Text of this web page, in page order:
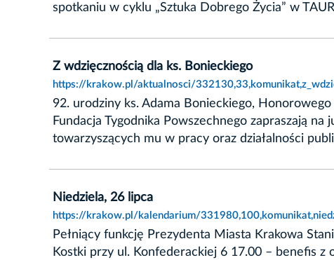
spotkaniu w cyklu „Sztuka Dobrego Życia” w
Z wdzięcznością dla ks. Bonieckiego
https://krakow.pl/aktualnosci/
92. urodziny ks. Adama Bonieckiego,
Fundacja Tygodnika Powszechnego zapraszają
towarzyszących mu w pracy oraz działalności
Niedziela, 26 lipca
https://krakow.pl/kalendarium/
Pełniący funkcję Prezydenta Miasta Krakowa
Kostki przy ul. Konfederackiej 6 17.00 – benefis z